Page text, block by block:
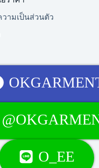
วามเป็นส่วนตัว
O_EE